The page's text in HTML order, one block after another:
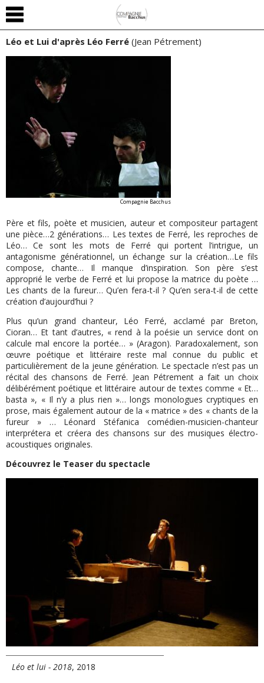
Léo et Lui d'après Léo Ferré (Jean Pétrement)
Compagnie Bacchus
Père et fils, poète et musicien, auteur et compositeur partagent
une pièce…2 générations… Les textes de Ferré, les reproches de
Léo… Ce sont les mots de Ferré qui portent l’intrigue, un
antagonisme générationnel, un échange sur la création…Le fils
compose, chante… Il manque d’inspiration. Son père s’est
approprié le verbe de Ferré et lui propose la matrice du poète …
Les chants de la fureur… Qu’en fera-t-il ? Qu’en sera-t-il de cette
création d’aujourd’hui ?
Plus qu’un grand chanteur, Léo Ferré, acclamé par Breton,
Cioran… Et tant d’autres, « rend à la poésie un service dont on
calcule mal encore la portée… » (Aragon). Paradoxalement, son
œuvre poétique et littéraire reste mal connue du public et
particulièrement de la jeune génération. Le spectacle n’est pas un
récital des chansons de Ferré. Jean Pétrement a fait un choix
délibérément poétique et littéraire autour de textes comme « Et…
basta », « Il n’y a plus rien »… longs monologues cryptiques en
prose, mais également autour de la « matrice » des « chants de la
fureur » … Léonard Stéfanica comédien-musicien-chanteur
interprétera et créera des chansons sur des musiques électro-
acoustiques originales.
Découvrez le Teaser du spectacle
Léo et lui - 2018, 2018